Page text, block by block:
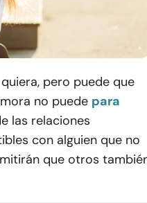
pero puede que
no puede para
las relaciones
con alguien que no
que otros